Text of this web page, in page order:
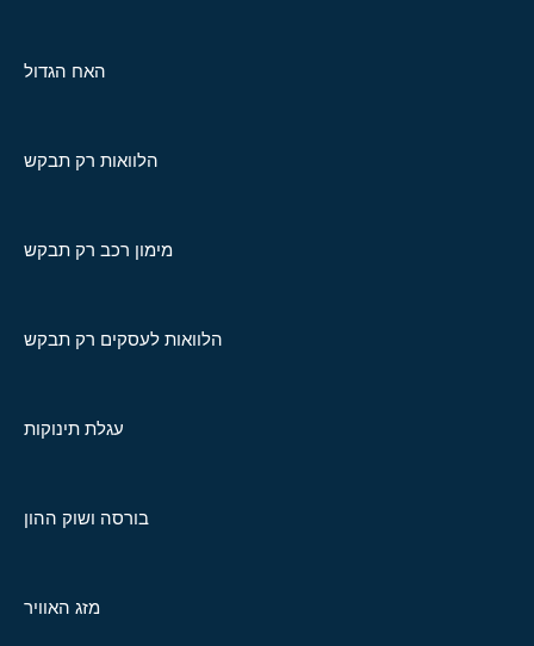
האח הגדול
הלוואות רק תבקש
מימון רכב רק תבקש
הלוואות לעסקים רק תבקש
עגלת תינוקות
בורסה ושוק ההון
מזג האוויר